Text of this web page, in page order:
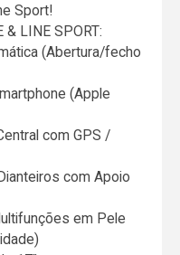
Sport!
& LINE SPORT:
(Abertura/fecho
(Apple
com GPS /
com Apoio
em Pele